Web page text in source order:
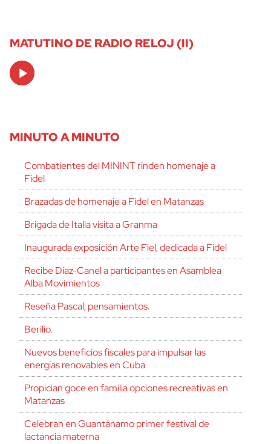
MATUTINO DE RADIO RELOJ (II)
Audio
Player
MINUTO A MINUTO
Combatientes del MININT rinden homenaje a
Fidel
Brazadas de homenaje a Fidel en Matanzas
Brigada de Italia visita a Granma
Inaugurada exposición Arte Fiel, dedicada a Fidel
Recibe Díaz-Canel a participantes en Asamblea
Alba Movimientos
Reseña Pascal, pensamientos.
Berilio.
Nuevos beneficios fiscales para impulsar las
energías renovables en Cuba
Propician goce en familia opciones recreativas en
Matanzas
Celebran en Guantánamo primer festival de
lactancia materna